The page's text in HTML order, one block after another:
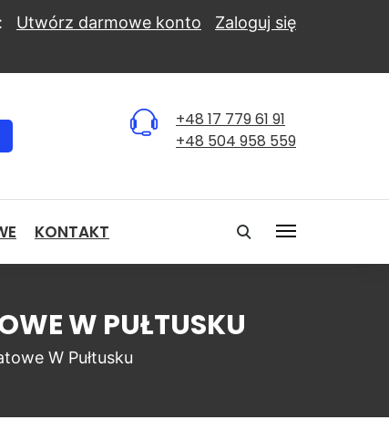
Utwórz darmowe konto Zaloguj się
+48 17 779 61 91
+48 504 958 559
KONTAKT
W PUŁTUSKU
W Pułtusku